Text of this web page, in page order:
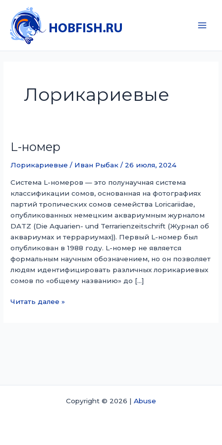
содержимому
Лорикариевые
L-номер
Лорикариевые / Иван Рыбак/ 26 июля, 2024
Система L-номеров — это полунаучная система
классификации сомов, основанная на фотографиях
партий тропических сомов семейства Loricariidae,
опубликованных немецким аквариумным журналом
DATZ (Die Aquarien- und Terrarienzeitschrift (Журнал об
аквариумах и террариумах)). Первый L-номер был
опубликован в 1988 году. L-номер не является
формальным научным обозначением, но он позволяет
людям идентифицировать различных лорикариевых
сомов по «общему названию» до […]
L-
Читать далее »
Copyright © 2026 | Abuse